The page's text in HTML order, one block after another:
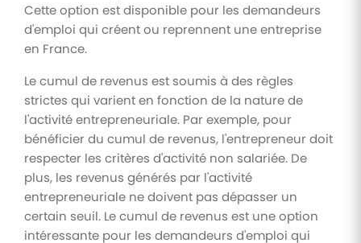
Cette option est disponible pour les demandeurs
d'emploi qui créent ou reprennent une entreprise
en France.
Le cumul de revenus est soumis à des règles
strictes qui varient en fonction de la nature de
l'activité entrepreneuriale. Par exemple, pour
bénéficier du cumul de revenus, l'entrepreneur doit
respecter les critères d'activité non salariée. De
plus, les revenus générés par l'activité
entrepreneuriale ne doivent pas dépasser un
certain seuil. Le cumul de revenus est une option
intéressante pour les demandeurs d'emploi qui